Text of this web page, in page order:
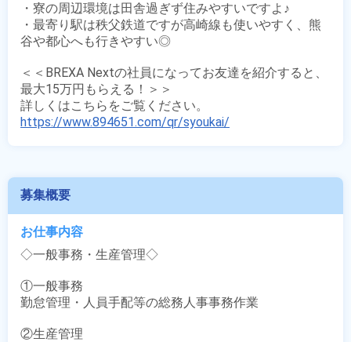
・寮の周辺環境は田舎過ぎず住みやすいですよ♪
・最寄り駅は秩父鉄道ですが高崎線も使いやすく、熊
谷や都心へも行きやすい◎
＜＜BREXA Nextの社員になってお友達を紹介すると、
最大15万円もらえる！＞＞
https://www.894651.com/qr/syoukai/
募集概要
お仕事内容
◇一般事務・生産管理◇
①一般事務
勤怠管理・人員手配等の総務人事事務作業
②生産管理